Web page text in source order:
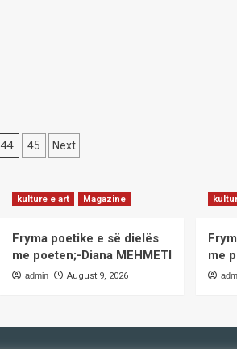
44 45 Next
kulture e art Magazine
Fryma poetike e së dielës
me poeten;-Diana MEHMETI
admin August 9, 2026
me